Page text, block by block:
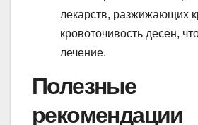
лекарств, разжижающих
кровоточивость десен,
лечение.
Полезные
рекомендации